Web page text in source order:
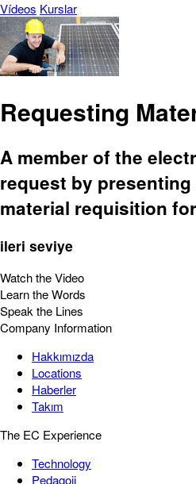
Vídeos Kurslar
Requesting
A member of the
request by
material requisition
ileri seviye
Watch the Video
Learn the Words
Speak the Lines
Company Information
Hakkımızda
Locations
Haberler
Takım
The EC Experience
Technology
Pedagoji